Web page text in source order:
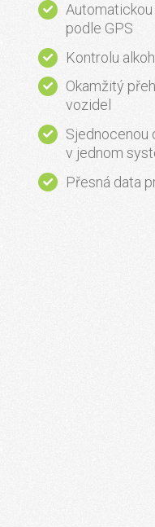
podle GPS
Kontrolu
Okamžitý
vozidel
Sjednocenou
v jednom
Přesná data